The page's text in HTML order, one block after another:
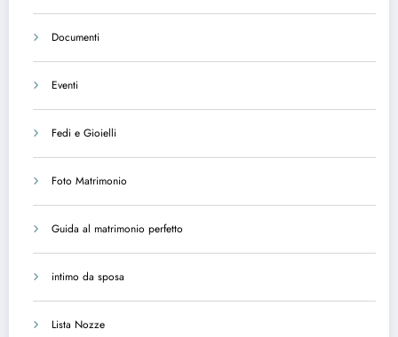
Documenti
Eventi
Fedi e Gioielli
Foto Matrimonio
Guida al matrimonio perfetto
intimo da sposa
Lista Nozze